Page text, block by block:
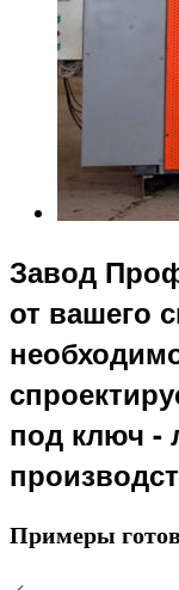
Завод
от вашего
под ключ -
Примеры